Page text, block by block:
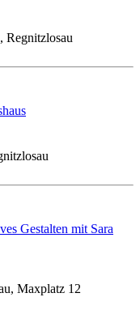
Regnitzlosau
Gestalten mit Sara
Maxplatz 12